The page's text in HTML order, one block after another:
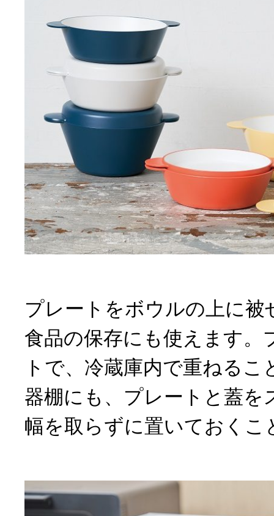
プレートをボウルの上に被
食品の保存にも使えます。
トで、冷蔵庫内で重ねるこ
器棚にも、プレートと蓋を
幅を取らずに置いておくこ